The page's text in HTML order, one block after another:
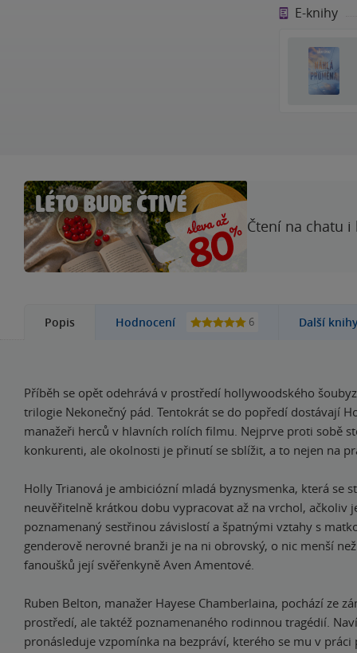
E-knihy
Čtení na chatu i
Popis Hodnocení 6 Další
Příběh se opět odehrává v prostředí hollywoodského
trilogie Nekonečný pád. Tentokrát se do popředí dostávají
manažeři herců v hlavních rolích filmu. Nejprve proti sobě
konkurenti, ale okolnosti je přinutí se sblížit, a to nejen na
Holly Trianová je ambiciózní mladá byznysmenka, která se
neuvěřitelně krátkou dobu vypracovat až na vrchol, ačkoliv
poznamenaný sestřinou závislostí a špatnými vztahy s
genderově nerovné branži je na ni obrovský, o nic menší
fanoušků její svěřenkyně Aven Amentové.
Ruben Belton, manažer Hayese Chamberlaina, pochází ze
prostředí, ale taktéž poznamenaného rodinnou tragédií.
pronásleduje vzpomínka na bezpráví, kterého se mu v práci